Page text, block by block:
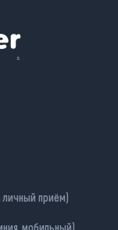
личный приём)
мобильный)